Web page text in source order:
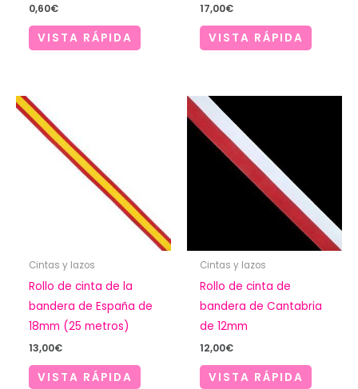
0,60€
VISTA RÁPIDA
17,00€
VISTA RÁPIDA
Cintas y lazos
Rollo de cinta de la
bandera de España de
18mm (25 metros)
13,00€
VISTA RÁPIDA
Cintas y lazos
Rollo de cinta de
bandera de Cantabria
de 12mm
12,00€
VISTA RÁPIDA